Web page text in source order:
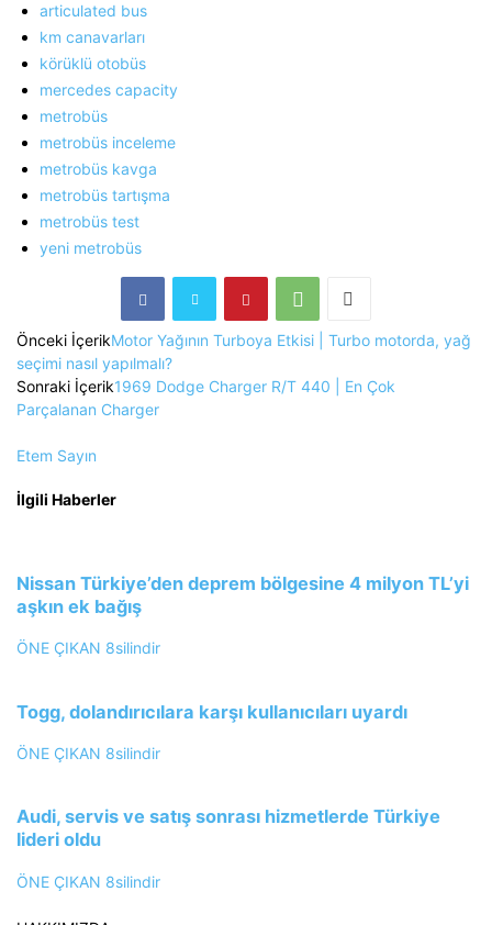
articulated bus
km canavarları
körüklü otobüs
mercedes capacity
metrobüs
metrobüs inceleme
metrobüs kavga
metrobüs tartışma
metrobüs test
yeni metrobüs
Önceki İçerikMotor Yağının Turboya Etkisi | Turbo motorda, yağ
seçimi nasıl yapılmalı?
Sonraki İçerik1969 Dodge Charger R/T 440 | En Çok
Parçalanan Charger
Etem Sayın
İlgili Haberler
Nissan Türkiye’den deprem bölgesine 4 milyon TL’yi
aşkın ek bağış
ÖNE ÇIKAN 8silindir
Togg, dolandırıcılara karşı kullanıcıları uyardı
ÖNE ÇIKAN 8silindir
Audi, servis ve satış sonrası hizmetlerde Türkiye
lideri oldu
ÖNE ÇIKAN 8silindir